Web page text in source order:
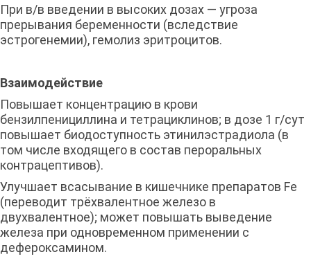
При в/в введении в высоких дозах — угроза
прерывания беременности (вследствие
эстрогенемии), гемолиз эритроцитов.
Взаимодействие
Повышает концентрацию в крови
бензилпенициллина и тетрациклинов; в дозе 1 г/сут
повышает биодоступность этинилэстрадиола (в
том числе входящего в состав пероральных
контрацептивов).
Улучшает всасывание в кишечнике препаратов Fe
(переводит трёхвалентное железо в
двухвалентное); может повышать выведение
железа при одновременном применении с
дефероксамином.